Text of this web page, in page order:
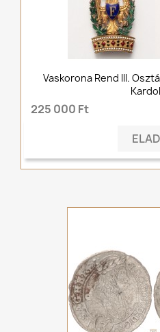
Vaskorona Rend III.
225 000 Ft